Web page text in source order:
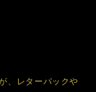
、レターパックや